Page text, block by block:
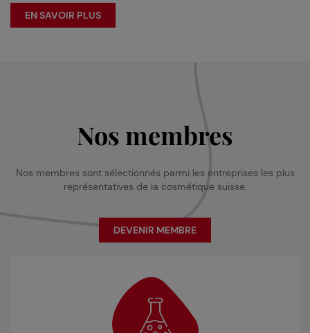
EN SAVOIR PLUS
Nos membres
Nos membres sont sélectionnés parmi les entreprises les plus
représentatives de la cosmétique suisse.
DEVENIR MEMBRE